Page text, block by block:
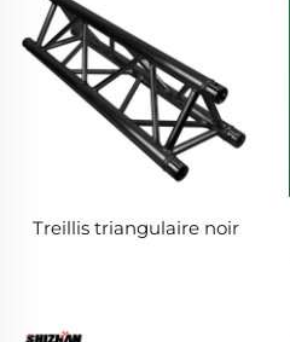
Treillis triangulaire noir